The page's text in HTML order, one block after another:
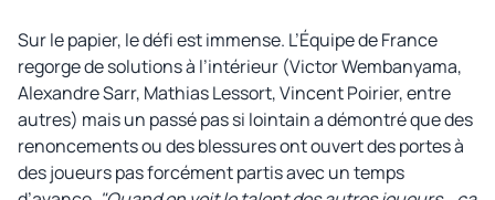
Sur le papier, le défi est immense. L’Équipe de France
regorge de solutions à l’intérieur (Victor Wembanyama,
Alexandre Sarr, Mathias Lessort, Vincent Poirier, entre
autres) mais un passé pas si lointain a démontré que des
renoncements ou des blessures ont ouvert des portes à
des joueurs pas forcément partis avec un temps